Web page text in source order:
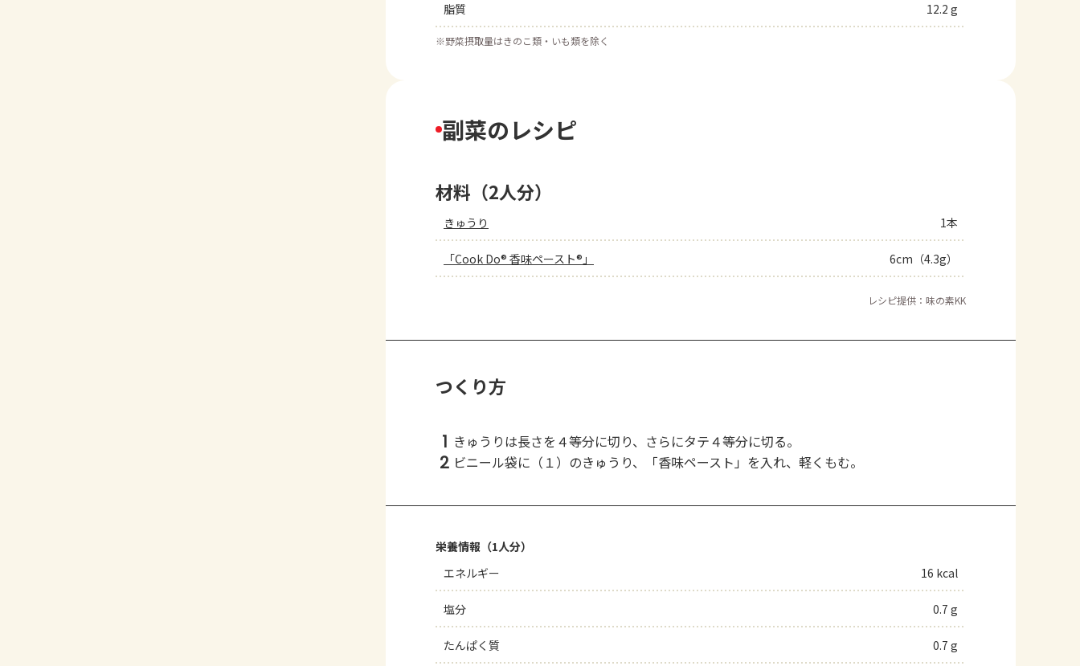
脂質 12.2 g
※野菜摂取量はきのこ類・いも類を除く
副菜のレシピ
材料（2人分）
きゅうり 1本
「Cook Do® 香味ペースト®」 6cm（4.3g）
レシピ提供：味の素KK
つくり方
1 きゅうりは長さを４等分に切り、さらにタテ４等分に切る。
2 ビニール袋に（１）のきゅうり、「香味ペースト」を入れ、軽くもむ。
栄養情報（1人分）
エネルギー
16 kcal
塩分 0.7 g
たんぱく質 0.7 g